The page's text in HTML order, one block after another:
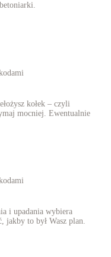
kołek – czyli
mocniej. Ewentualnie
i upadania wybiera
jakby to był Wasz plan.